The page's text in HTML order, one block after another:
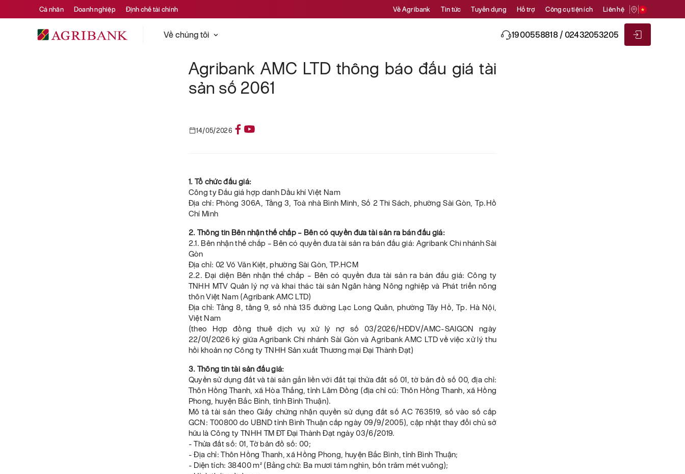
Cá nhân Doanh nghiệp Định chế tài chính Về Agribank Tin tức Tuyển dụng Hỗ trợ Công cụ tiện ích Liên hệ
Về chúng tôi 1900558818 / 02432053205
Agribank AMC LTD thông báo đấu giá tài
sản số 2061
14/05/2026
1. Tổ chức đấu giá:
Công ty Đấu giá hợp danh Dầu khí Việt Nam
Địa chỉ: Phòng 306A, Tầng 3, Toà nhà Bình Minh, Số 2 Thi Sách, phường Sài Gòn, Tp.Hồ
Chí Minh
2. Thông tin Bên nhận thế chấp – Bên có quyền đưa tài sản ra bán đấu giá:
2.1. Bên nhận thế chấp – Bên có quyền đưa tài sản ra bán đấu giá: Agribank Chi nhánh Sài
Gòn
Địa chỉ: 02 Võ Văn Kiệt, phường Sài Gòn, TP.HCM
2.2. Đại diện Bên nhận thế chấp – Bên có quyền đưa tài sản ra bán đấu giá: Công ty
TNHH MTV Quản lý nợ và khai thác tài sản Ngân hàng Nông nghiệp và Phát triển nông
thôn Việt Nam (Agribank AMC LTD)
Địa chỉ: Tầng 8, tầng 9, số nhà 135 đường Lạc Long Quân, phường Tây Hồ, Tp. Hà Nội,
Việt Nam
(theo Hợp đồng thuê dịch vụ xử lý nợ số 03/2026/HĐDV/AMC-SAIGON ngày
22/01/2026 ký giữa Agribank Chi nhánh Sài Gòn và Agribank AMC LTD về việc xử lý thu
hồi khoản nợ Công ty TNHH Sản xuất Thương mại Đại Thành Đạt)
3. Thông tin tài sản đấu giá:
Quyền sử dụng đất và tài sản gắn liền với đất tại thửa đất số 01, tờ bản đồ số 00, địa chỉ:
Thôn Hồng Thanh, xã Hòa Thắng, tỉnh Lâm Đồng (địa chỉ cũ: Thôn Hồng Thanh, xã Hồng
Phong, huyện Bắc Bình, tỉnh Bình Thuận).
Mô tả tài sản theo Giấy chứng nhận quyền sử dụng đất số AC 763519, số vào số cấp
GCN: T00800 do UBND tỉnh Bình Thuận cấp ngày 09/9/2005), cập nhật thay đổi chủ sở
hữu là Công ty TNHH TM ĐT Đại Thành Đạt ngày 03/6/2019.
- Thửa đất số: 01, Tờ bản đồ số: 00;
- Địa chỉ: Thôn Hồng Thanh, xã Hồng Phong, huyện Bắc Bình, tỉnh Bình Thuận;
- Diện tích: 38400 m² (Bằng chữ: Ba mươi tám nghìn, bốn trăm mét vuông);